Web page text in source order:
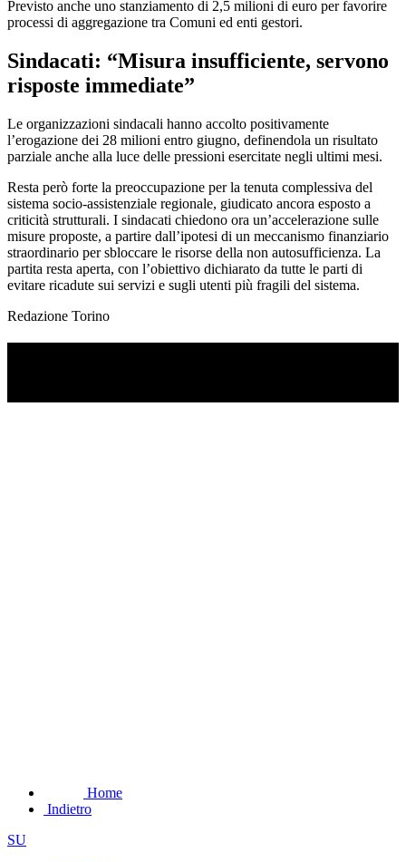
Previsto anche uno stanziamento di 2,5 milioni di euro per favorire
processi di aggregazione tra Comuni ed enti gestori.
Sindacati: “Misura insufficiente, servono
risposte immediate”
Le organizzazioni sindacali hanno accolto positivamente
l’erogazione dei 28 milioni entro giugno, definendola un risultato
parziale anche alla luce delle pressioni esercitate negli ultimi mesi.
Resta però forte la preoccupazione per la tenuta complessiva del
sistema socio-assistenziale regionale, giudicato ancora esposto a
criticità strutturali. I sindacati chiedono ora un’accelerazione sulle
misure proposte, a partire dall’ipotesi di un meccanismo finanziario
straordinario per sbloccare le risorse della non autosufficienza. La
partita resta aperta, con l’obiettivo dichiarato da tutte le parti di
evitare ricadute sui servizi e sugli utenti più fragili del sistema.
Redazione Torino
Home
Indietro
SU